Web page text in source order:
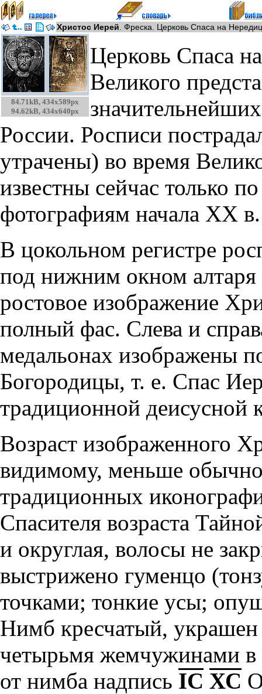
Христос Иерей . Фреска. Церковь Спаса на
84.71kB, 434x589px
94.62kB, 434x640px
Церковь Спаса
Великого
России. Росписи
утрачены) во время
известны сейчас только
фотографиям начала XX
В цокольном регистре
под нижним окном
ростовое изображение
полный фас. Слева и
медальонах изображены
Богородицы, т. е. Спас
традиционной деисусной
Возраст изображенного
видимому, меньше
традиционных
Спасителя возраста
и округлая, волосы не
выстрижено гуменцо
точками; тонкие усы;
Нимб кресчатый,
четырьмя жемчужинами в
от нимба надпись IС ХС